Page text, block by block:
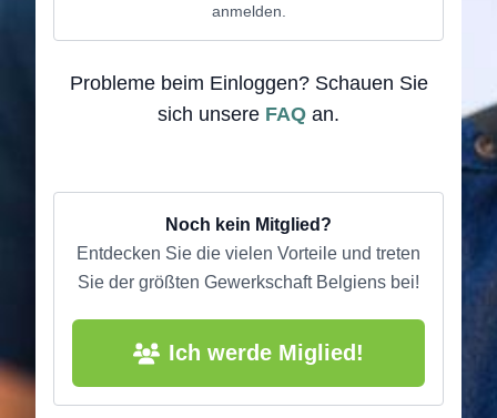
anmelden.
Probleme beim Einloggen? Schauen Sie
sich unsere FAQ an.
Noch kein Mitglied?
Entdecken Sie die vielen Vorteile und treten
Sie der größten Gewerkschaft Belgiens bei!
Ich werde Miglied!